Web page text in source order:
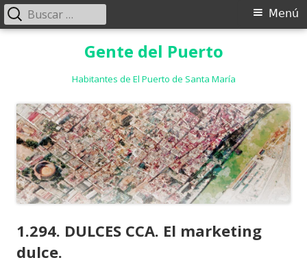
Gente del Puerto
Habitantes de El Puerto de Santa María
Menú
Menú
Buscar:
1.294. DULCES CCA. El marketing
dulce.